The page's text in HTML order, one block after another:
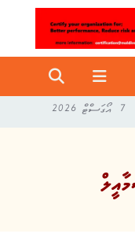
7 އޯގަސްޓް 2026